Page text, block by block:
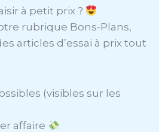
à petit prix ?
rubrique Bons-Plans,
articles d’essai à prix tout
(visibles sur les
affaire